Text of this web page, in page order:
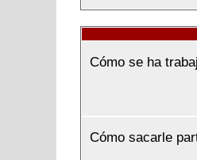
Cómo se ha
Cómo sacarle